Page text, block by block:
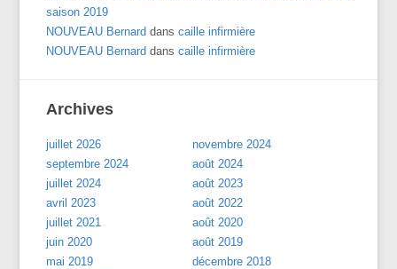
saison 2019
NOUVEAU Bernard danscaille infirmière
NOUVEAU Bernard danscaille infirmière
Archives
juillet 2026
novembre 2024
septembre 2024
août 2024
juillet 2024
août 2023
avril 2023
août 2022
juillet 2021
août 2020
juin 2020
août 2019
mai 2019
décembre 2018